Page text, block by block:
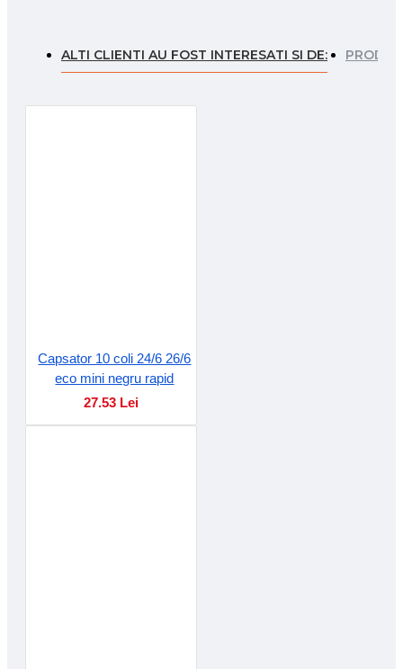
ALTI CLIENTI AU FOST INTERESATI SI DE:
Capsator 10 coli 24/6 26/6
eco mini negru rapid
27.53 Lei